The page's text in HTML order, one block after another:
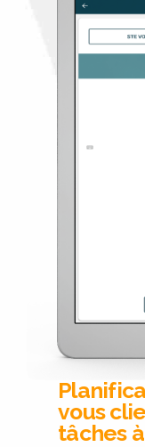
vous
tâches